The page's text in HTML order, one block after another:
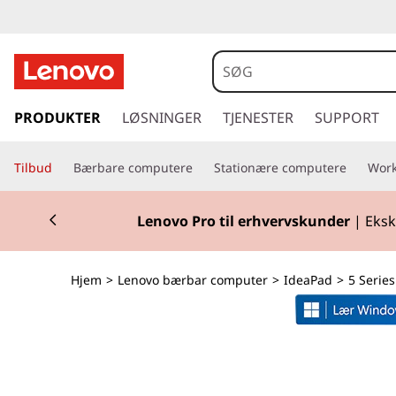
d
e
a
P
d
p
n
g
l
PRODUKTER LØSNINGER TJENESTER SUPPORT
Tilbud Bærbare computere Stationære computere
Lenovo Pro til erhvervskunder |
Currently displaying item 2 of 2
Hjem > Lenovo bærbar computer > IdeaPad > 5 Series